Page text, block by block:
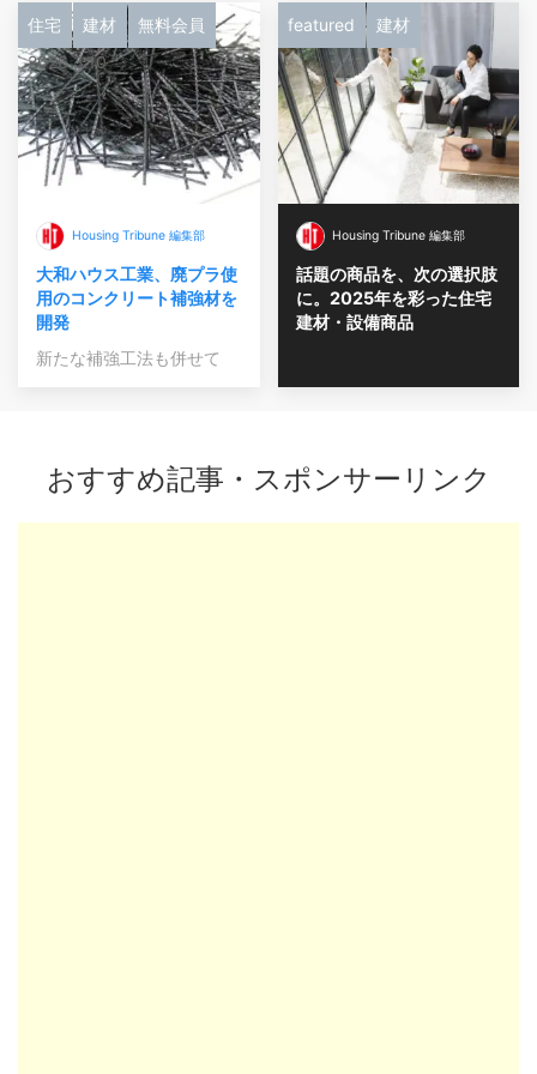
住宅 建材
無料会員
2026.3.10
Housing Tribune 編集部
大和ハウス工業、廃プラ使
用のコンクリート補強材を
開発
新たな補強工法も併せて
featured 建材
Housing Tribune 編集部
話題の商品を、次の選択肢
に。2025年を彩った住宅
建材・設備商品
おすすめ記事・スポンサーリンク